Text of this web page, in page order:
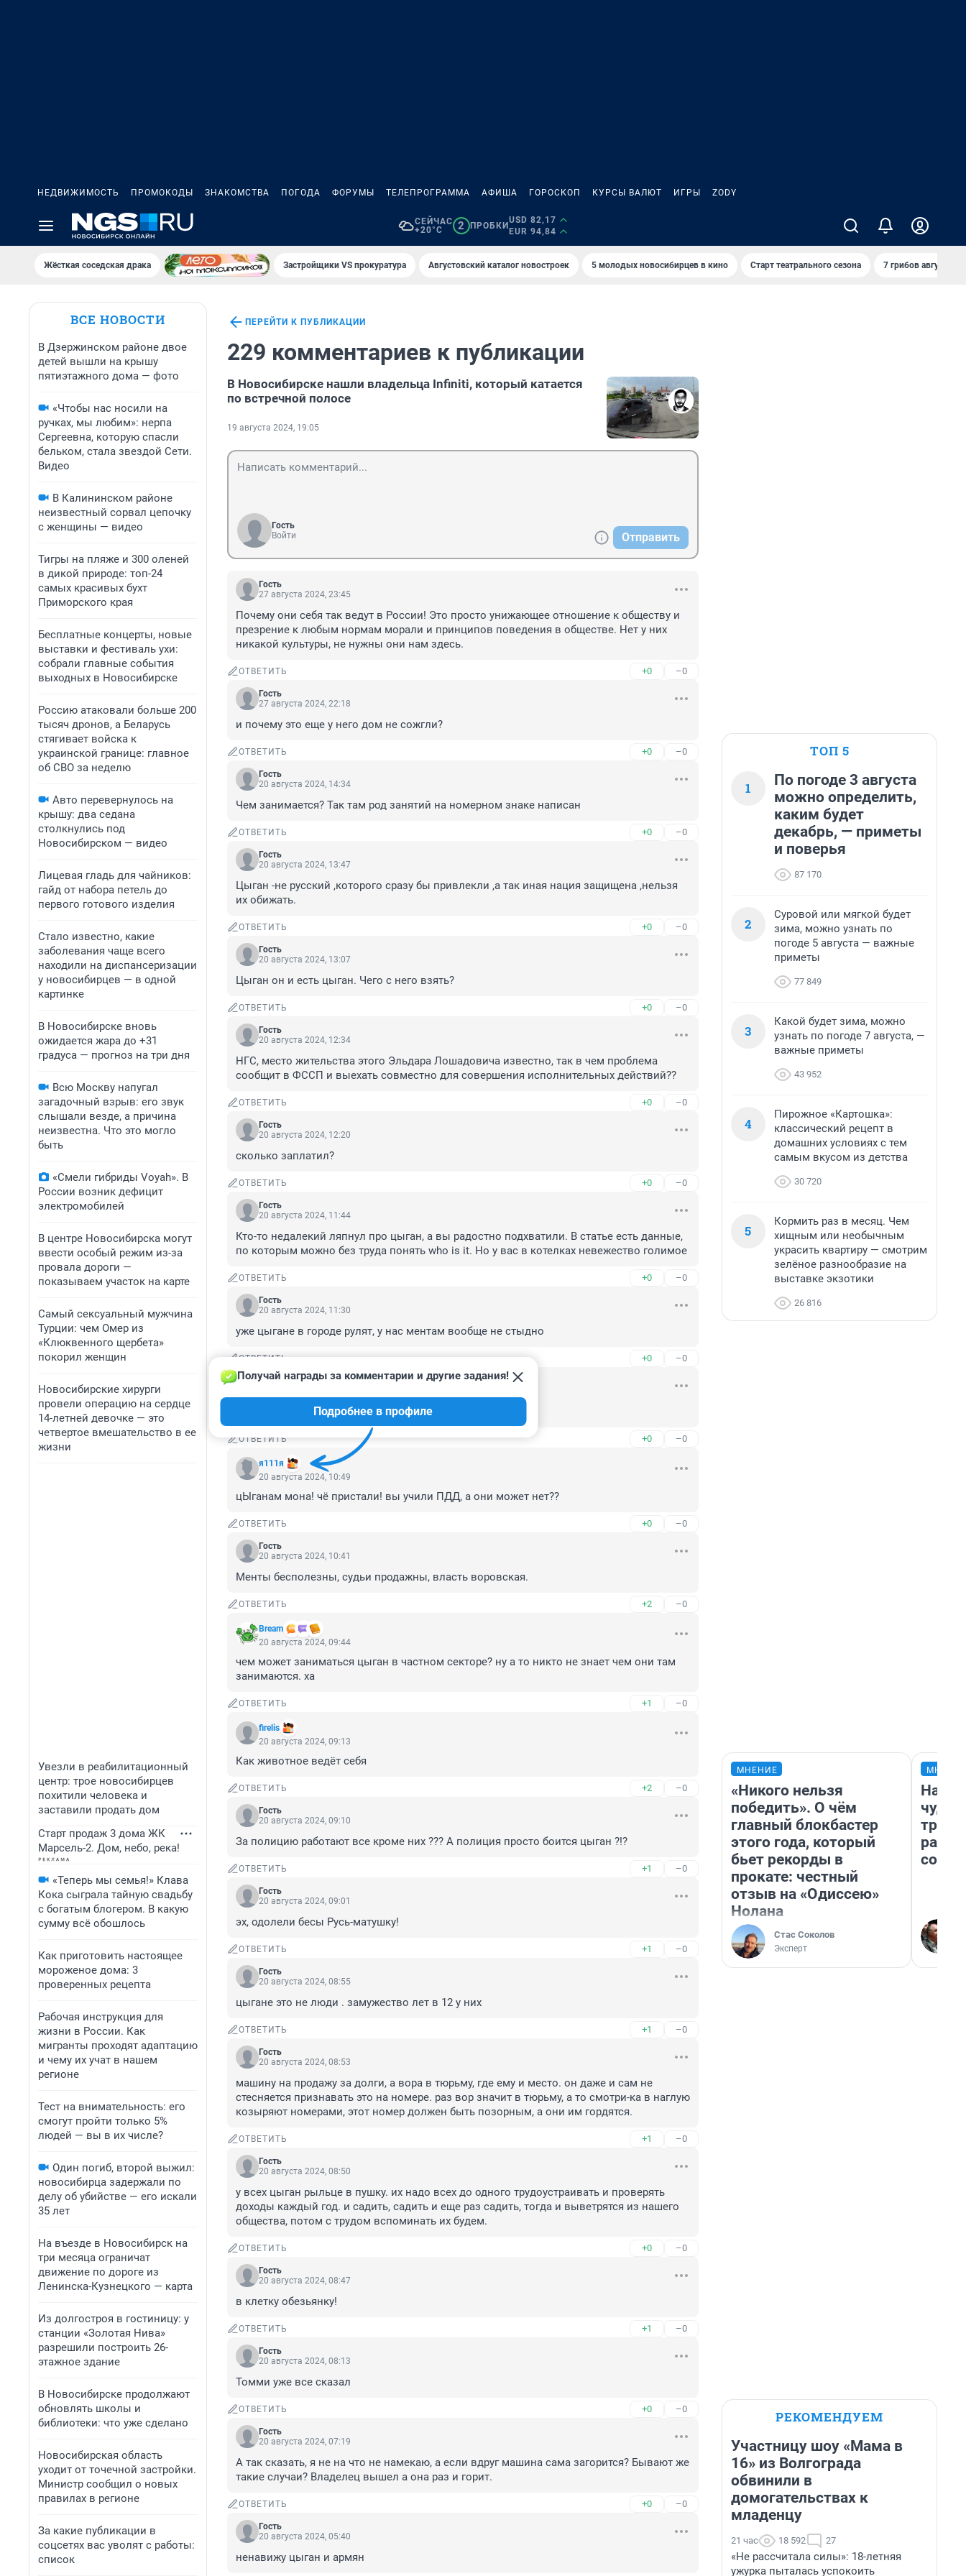
НЕДВИЖИМОСТЬ ПРОМОКОДЫ ЗНАКОМСТВА ПОГОДА ФОРУМЫ ТЕЛЕПРОГРАММА АФИША ГОРОСКОП КУРСЫ ВАЛЮТ ИГРЫ ZODY
СЕЙЧАС
+20°C
2 ПРОБКИ
USD 82,17
EUR 94,84
Жёсткая соседская драка Застройщики VS прокуратура Августовский каталог новостроек 5 молодых новосибирцев в кино Старт театрального сезона 7 грибов августа
ВСЕ НОВОСТИ
В Дзержинском районе двое
детей вышли на крышу
пятиэтажного дома — фото
«Чтобы нас носили на
ручках, мы любим»: нерпа
Сергеевна, которую спасли
бельком, стала звездой Сети.
Видео
В Калининском районе
неизвестный сорвал цепочку
с женщины — видео
Тигры на пляже и 300 оленей
в дикой природе: топ-24
самых красивых бухт
Приморского края
Бесплатные концерты, новые
выставки и фестиваль ухи:
собрали главные события
выходных в Новосибирске
Россию атаковали больше 200
тысяч дронов, а Беларусь
стягивает войска к
украинской границе: главное
об СВО за неделю
Авто перевернулось на
крышу: два седана
столкнулись под
Новосибирском — видео
Лицевая гладь для чайников:
гайд от набора петель до
первого готового изделия
Стало известно, какие
заболевания чаще всего
находили на диспансеризации
у новосибирцев — в одной
картинке
В Новосибирске вновь
ожидается жара до +31
градуса — прогноз на три дня
Всю Москву напугал
загадочный взрыв: его звук
слышали везде, а причина
неизвестна. Что это могло
быть
«Смели гибриды Voyah». В
России возник дефицит
электромобилей
В центре Новосибирска могут
ввести особый режим из-за
провала дороги —
показываем участок на карте
Самый сексуальный мужчина
Турции: чем Омер из
«Клюквенного щербета»
покорил женщин
Новосибирские хирурги
провели операцию на сердце
14-летней девочке — это
четвертое вмешательство в ее
жизни
Увезли в реабилитационный
центр: трое новосибирцев
похитили человека и
заставили продать дом
Старт продаж 3 дома ЖК
Марсель-2. Дом, небо, река!
«Теперь мы семья!» Клава
Кока сыграла тайную свадьбу
с богатым блогером. В какую
сумму всё обошлось
Как приготовить настоящее
мороженое дома: 3
проверенных рецепта
Рабочая инструкция для
жизни в России. Как
мигранты проходят адаптацию
и чему их учат в нашем
регионе
Тест на внимательность: его
смогут пройти только 5%
людей — вы в их числе?
Один погиб, второй выжил:
новосибирца задержали по
делу об убийстве — его искали
35 лет
На въезде в Новосибирск на
три месяца ограничат
движение по дороге из
Ленинска-Кузнецкого — карта
Из долгостроя в гостиницу: у
станции «Золотая Нива»
разрешили построить 26-
этажное здание
В Новосибирске продолжают
обновлять школы и
библиотеки: что уже сделано
Новосибирская область
уходит от точечной застройки.
Министр сообщил о новых
правилах в регионе
За какие публикации в
соцсетях вас уволят с работы:
список
ПЕРЕЙТИ К ПУБЛИКАЦИИ
229 комментариев к публикации
В Новосибирске нашли владельца Infiniti, который катается
по встречной полосе
19 августа 2024, 19:05
Гость
Войти
Отправить
Гость
27 августа 2024, 23:45
Почему они себя так ведут в России! Это просто унижающее отношение к обществу и
презрение к любым нормам морали и принципов поведения в обществе. Нет у них
никакой культуры, не нужны они нам здесь.
ОТВЕТИТЬ +0 –0
Гость
27 августа 2024, 22:18
и почему это еще у него дом не сожгли?
ОТВЕТИТЬ +0 –0
Гость
20 августа 2024, 14:34
Чем занимается? Так там род занятий на номерном знаке написан
ОТВЕТИТЬ +0 –0
Гость
20 августа 2024, 13:47
Цыган -не русский ,которого сразу бы привлекли ,а так иная нация защищена ,нельзя
их обижать.
ОТВЕТИТЬ +0 –0
Гость
20 августа 2024, 13:07
Цыган он и есть цыган. Чего с него взять?
ОТВЕТИТЬ +0 –0
Гость
20 августа 2024, 12:34
НГС, место жительства этого Эльдара Лошадовича известно, так в чем проблема
сообщит в ФССП и выехать совместно для совершения исполнительных действий??
ОТВЕТИТЬ +0 –0
Гость
20 августа 2024, 12:20
сколько заплатил?
ОТВЕТИТЬ +0 –0
Гость
20 августа 2024, 11:44
Кто-то недалекий ляпнул про цыган, а вы радостно подхватили. В статье есть данные,
по которым можно без труда понять who is it. Но у вас в котелках невежество голимое
ОТВЕТИТЬ +0 –0
Гость
20 августа 2024, 11:30
уже цыгане в городе рулят, у нас ментам вообще не стыдно
ОТВЕТИТЬ +0 –0
Гость
что там с гражданством и отметкой в военкомате?
ОТВЕТИТЬ +0 –0
я111я
Получай награды за комментарии и другие задания!
Подробнее в профиле
20 августа 2024, 10:49
цЫганам мона! чё пристали! вы учили ПДД, а они может нет??
ОТВЕТИТЬ +0 –0
Гость
20 августа 2024, 10:41
Менты бесполезны, судьи продажны, власть воровская.
ОТВЕТИТЬ +2 –0
Bream
20 августа 2024, 09:44
чем может заниматься цыган в частном секторе? ну а то никто не знает чем они там
занимаются. ха
ОТВЕТИТЬ +1 –0
firelis
20 августа 2024, 09:13
Как животное ведёт себя
ОТВЕТИТЬ +2 –0
Гость
20 августа 2024, 09:10
За полицию работают все кроме них ??? А полиция просто боится цыган ?!?
ОТВЕТИТЬ +1 –0
Гость
20 августа 2024, 09:01
эх, одолели бесы Русь-матушку!
ОТВЕТИТЬ +1 –0
Гость
20 августа 2024, 08:55
цыгане это не люди . замужество лет в 12 у них
ОТВЕТИТЬ +1 –0
Гость
20 августа 2024, 08:53
машину на продажу за долги, а вора в тюрьму, где ему и место. он даже и сам не
стесняется признавать это на номере. раз вор значит в тюрьму, а то смотри-ка в наглую
козыряют номерами, этот номер должен быть позорным, а они им гордятся.
ОТВЕТИТЬ +1 –0
Гость
20 августа 2024, 08:50
у всех цыган рыльце в пушку. их надо всех до одного трудоустраивать и проверять
доходы каждый год. и садить, садить и еще раз садить, тогда и выветрятся из нашего
общества, потом с трудом вспоминать их будем.
ОТВЕТИТЬ +0 –0
Гость
20 августа 2024, 08:47
в клетку обезьянку!
ОТВЕТИТЬ +1 –0
Гость
20 августа 2024, 08:13
Томми уже все сказал
ОТВЕТИТЬ +0 –0
Гость
20 августа 2024, 07:19
А так сказать, я не на что не намекаю, а если вдруг машина сама загорится? Бывают же
такие случаи? Владелец вышел а она раз и горит.
ОТВЕТИТЬ +0 –0
Гость
20 августа 2024, 05:40
ненавижу цыган и армян
ТОП 5
1
По погоде 3 августа
можно определить,
каким будет
декабрь, — приметы
и поверья
87 170
2
Суровой или мягкой будет
зима, можно узнать по
погоде 5 августа — важные
приметы
77 849
3
Какой будет зима, можно
узнать по погоде 7 августа, —
важные приметы
43 952
4
Пирожное «Картошка»:
классический рецепт в
домашних условиях с тем
самым вкусом из детства
30 720
5
Кормить раз в месяц. Чем
хищным или необычным
украсить квартиру — смотрим
зелёное разнообразие на
выставке экзотики
26 816
МНЕНИЕ
«Никого нельзя
победить». О чём
главный блокбастер
этого года, который
бьет рекорды в
прокате: честный
отзыв на «Одиссею»
Нолана
Стас Соколов
Эксперт
РЕКОМЕНДУЕМ
Участницу шоу «Мама в
16» из Волгограда
обвинили в
домогательствах к
младенцу
21 час 18 592 27
«Не рассчитала силы»: 18-летняя
ужурка пыталась успокоить